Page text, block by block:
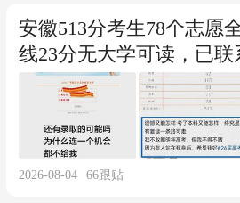
安徽513分考生78个志愿
线23分无大学可读，已联
2026-08-04 66跟贴